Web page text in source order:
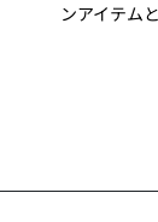
ンアイテム